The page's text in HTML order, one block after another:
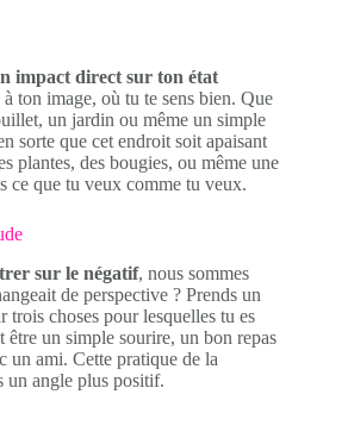
impact direct sur ton état
à ton image, où tu te sens bien. Que
un jardin ou même un simple
sorte que cet endroit soit apaisant
plantes, des bougies, ou même une
ce que tu veux comme tu veux.
sur le négatif, nous sommes
de perspective ? Prends un
trois choses pour lesquelles tu es
être un simple sourire, un bon repas
un ami. Cette pratique de la
un angle plus positif.